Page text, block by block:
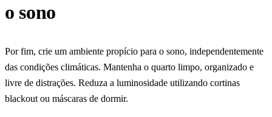
o sono
Por fim, crie um ambiente propício para o sono, independentemente
das condições climáticas. Mantenha o quarto limpo, organizado e
livre de distrações. Reduza a luminosidade utilizando cortinas
blackout ou máscaras de dormir.